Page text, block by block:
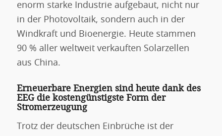
enorm starke Industrie aufgebaut, nicht nur
in der Photovoltaik, sondern auch in der
Windkraft und Bioenergie. Heute stammen
90 % aller weltweit verkauften Solarzellen
aus China.
Erneuerbare Energien sind heute dank des
EEG die kostengünstigste Form der
Stromerzeugung
Trotz der deutschen Einbrüche ist der